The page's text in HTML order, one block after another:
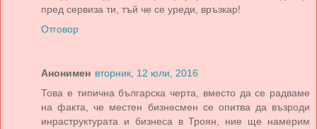
пред сервиза ти, тъй че се уреди, връзкар!
Отговор
Анонимен вторник, 12 юли, 2016
Това е типична българска черта, вместо да се радваме
на факта, че местен бизнесмен се опитва да възроди
инраструктурата и бизнеса в Троян, ние ще намерим